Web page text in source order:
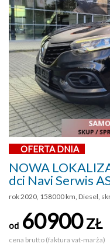
OFERTA DNIA
NOWA
dci Navi Serwis
rok 2020, 158000 km, Diesel,
od 60900ZŁ
cena brutto (faktura vat-marża)